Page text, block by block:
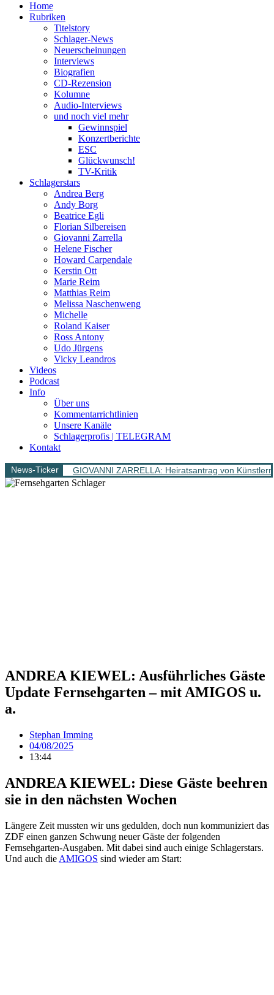
Home
Rubriken
Titelstory
Schlager-News
Neuerscheinungen
Interviews
Biografien
CD-Rezension
Kolumne
Audio-Interviews
und noch viel mehr
Gewinnspiel
Konzertberichte
ESC
Glückwunsch!
TV-Kritik
Schlagerstars
Andrea Berg
Andy Borg
Beatrice Egli
Florian Silbereisen
Giovanni Zarrella
Helene Fischer
Howard Carpendale
Kerstin Ott
Marie Reim
Matthias Reim
Melissa Naschenweng
Michelle
Roland Kaiser
Ross Antony
Udo Jürgens
Vicky Leandros
Videos
Podcast
Info
Über uns
Kommentarrichtlinien
Unsere Kanäle
Schlagerprofis | TELEGRAM
Kontakt
News-Ticker GIOVANNI ZARRELLA: Heiratsantrag von
ANDREA KIEWEL: Ausführliches Gäste
Update Fernsehgarten – mit AMIGOS u.
a.
Stephan Imming
04/08/2025
13:44
ANDREA KIEWEL: Diese Gäste beehren
sie in den nächsten Wochen
Längere Zeit mussten wir uns gedulden, doch nun kommuniziert das
ZDF einen ganzen Schwung neuer Gäste der folgenden
Fernsehgarten-Ausgaben. Mit dabei sind auch einige Schlagerstars.
Und auch die AMIGOS sind wieder am Start: